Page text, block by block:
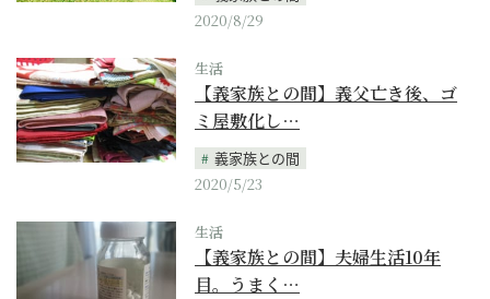
2020/8/29
生活
【義家族との間】義父亡き後、ゴ
ミ屋敷化し…
義家族との間
2020/5/23
生活
【義家族との間】夫婦生活10年
目。うまく…